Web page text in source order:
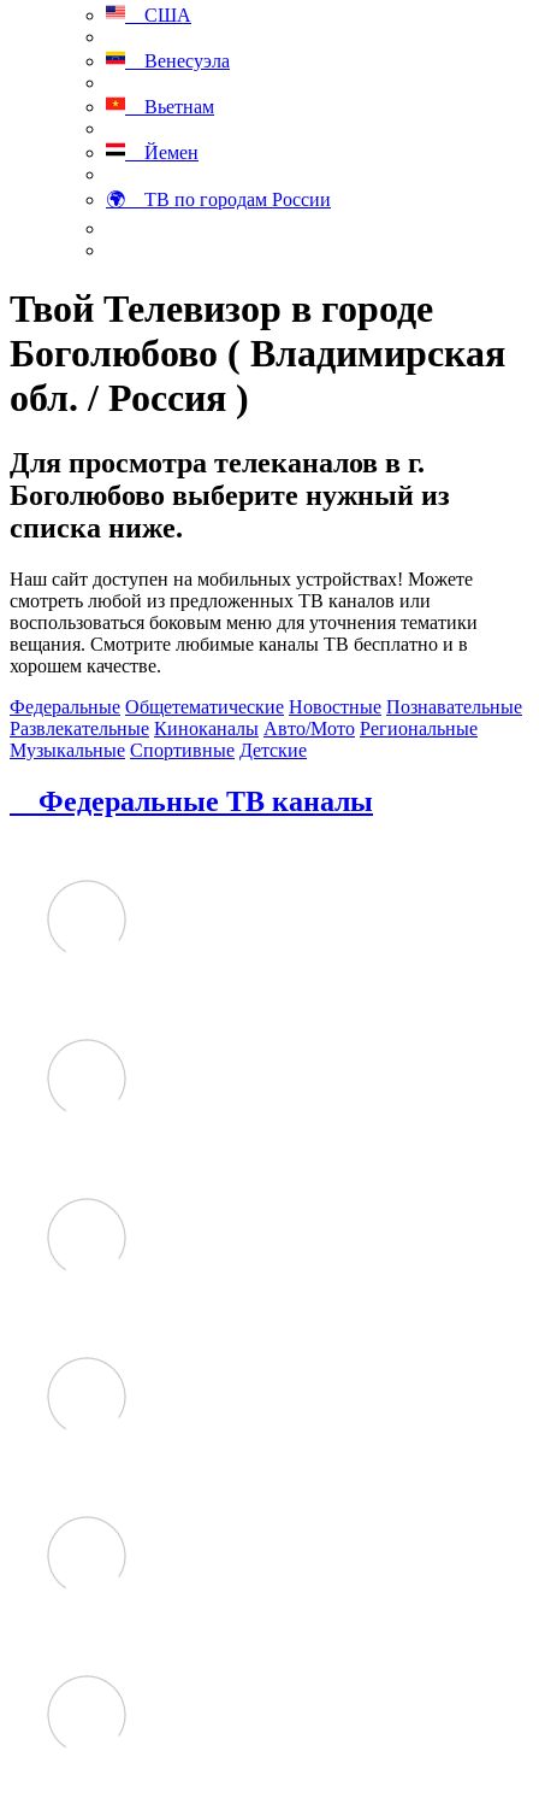
США
Венесуэла
Вьетнам
Йемен
🌍 ТВ по городам России
Твой Телевизор в городе
Боголюбово ( Владимирская
обл. / Россия )
Для просмотра телеканалов в г.
Боголюбово выберите нужный из
списка ниже.
Наш сайт доступен на мобильных устройствах! Можете
смотреть любой из предложенных ТВ каналов или
воспользоваться боковым меню для уточнения тематики
вещания. Смотрите любимые каналы ТВ бесплатно и в
хорошем качестве.
Федеральные Общетематические Новостные Познавательные
Развлекательные Киноканалы Авто/Мото Региональные
Музыкальные Спортивные Детские
Федеральные ТВ каналы